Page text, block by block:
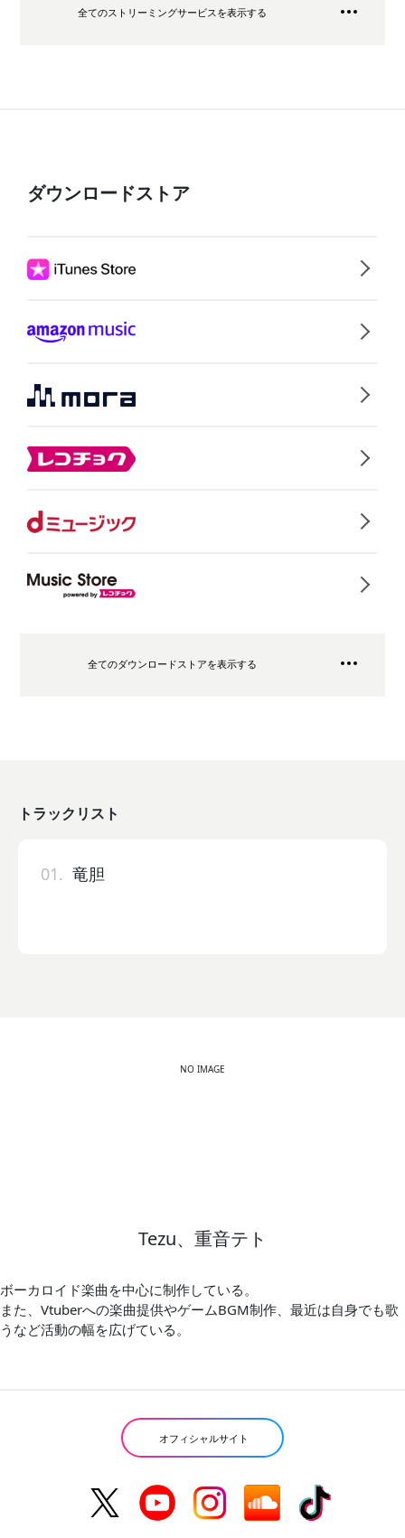
全てのストリーミングサービスを表示する
ダウンロードストア
全てのダウンロードストアを表示する
トラックリスト
01. 竜胆
NO IMAGE
Tezu、重音テト
ボーカロイド楽曲を中心に制作している。
また、Vtuberへの楽曲提供やゲームBGM制作、最近は自身でも歌
うなど活動の幅を広げている。
オフィシャルサイト